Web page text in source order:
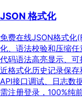
JSON 格式化
免费在线JSON格式化
化、语法校验和压缩
代码语法高亮显示、
近格式化历史记录保
API接口调试、日志数
需注册登录，100%纯